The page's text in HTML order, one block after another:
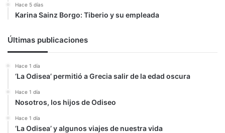
Hace 5 días
Karina Sainz Borgo: Tiberio y su empleada
Últimas publicaciones
Hace 1 día
‘La Odisea’ permitió a Grecia salir de la edad oscura
Hace 1 día
Nosotros, los hijos de Odiseo
Hace 1 día
‘La Odisea’ y algunos viajes de nuestra vida